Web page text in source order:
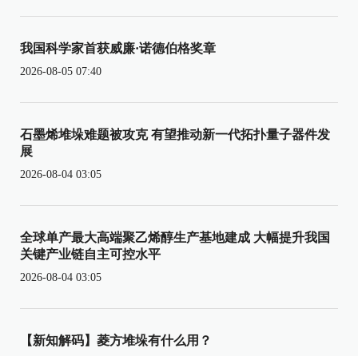
我国科学家首获威廉·诺德伯格奖章
2026-08-05 07:40
石墨烯堆垛难题被攻克 有望推动新一代拓扑量子器件发
展
2026-08-04 03:05
全球单产最大高端聚乙烯醇生产基地建成 大幅提升我国
关键产业链自主可控水平
2026-08-04 03:05
【新知解码】菱方堆垛有什么用？